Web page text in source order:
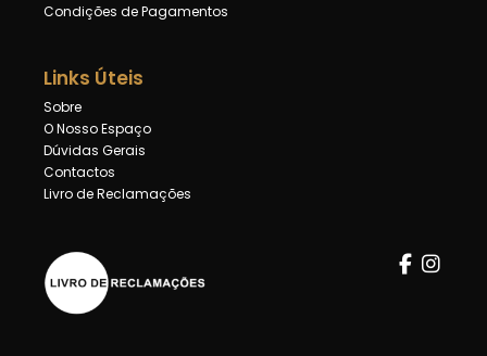
Condições de Pagamentos
Links Úteis
Sobre
O Nosso Espaço
Dúvidas Gerais
Contactos
Livro de Reclamações